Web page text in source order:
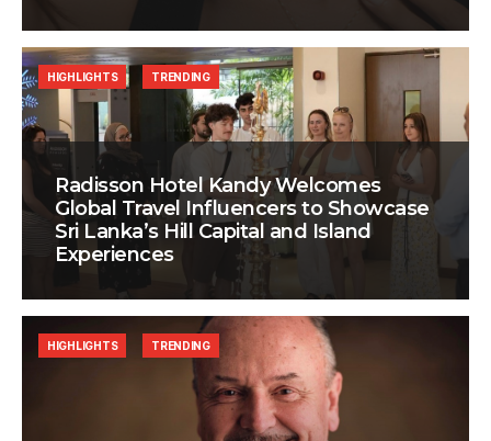
Radisson Hotel Kandy Welcomes
Global Travel Influencers to Showcase
Sri Lanka’s Hill Capital and Island
Experiences
HIGHLIGHTS TRENDING
HIGHLIGHTS TRENDING